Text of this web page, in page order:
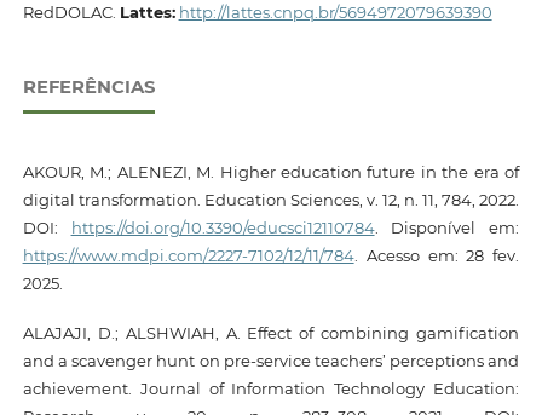
RedDOLAC. Lattes: http://lattes.cnpq.br/5694972079639390
REFERÊNCIAS
AKOUR, M.; ALENEZI, M. Higher education future in the era of
digital transformation. Education Sciences, v. 12, n. 11, 784, 2022.
DOI: https://doi.org/10.3390/educsci12110784. Disponível em:
https://www.mdpi.com/2227-7102/12/11/784. Acesso em: 28 fev.
2025.
ALAJAJI, D.; ALSHWIAH, A. Effect of combining gamification
and a scavenger hunt on pre-service teachers’ perceptions and
achievement. Journal of Information Technology Education: